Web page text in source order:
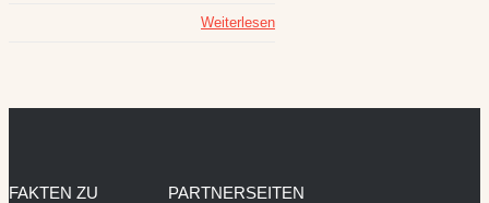
Weiterlesen
FAKTEN ZU
PARTNERSEITEN